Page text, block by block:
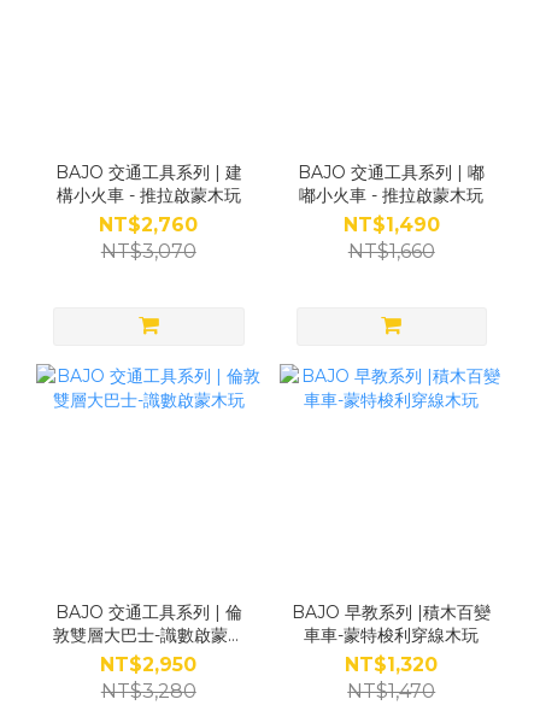
BAJO 交通工具系列 | 建
構小火車 - 推拉啟蒙木玩
NT$2,760
NT$3,070
BAJO 交通工具系列 | 嘟
嘟小火車 - 推拉啟蒙木玩
NT$1,490
NT$1,660
BAJO 交通工具系列 | 倫
敦雙層大巴士-識數啟蒙木
玩
NT$2,950
NT$3,280
BAJO 早教系列 |積木百變
車車-蒙特梭利穿線木玩
NT$1,320
NT$1,470